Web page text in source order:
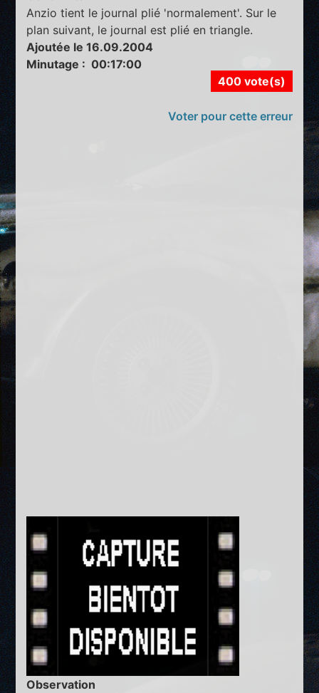
Anzio tient le journal plié 'normalement'. Sur le
plan suivant, le journal est plié en triangle.
Ajoutée le 16.09.2004
Minutage : 00:17:00
400 vote(s)
Voter pour cette erreur
Observation